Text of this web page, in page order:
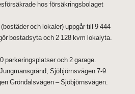
hos försäkringsbolaget
och lokaler) uppgår till 9 444
bostadsyta och 2 128 kvm lokalyta.
parkeringsplatser och 2 garage.
Sjöbjörnsvägen 7-9
Gröndalsvägen – Sjöbjörnsvägen.